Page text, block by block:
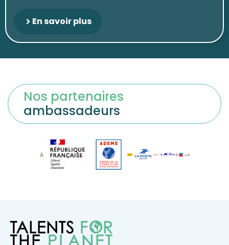
En savoir plus
Nos partenaires
ambassadeurs